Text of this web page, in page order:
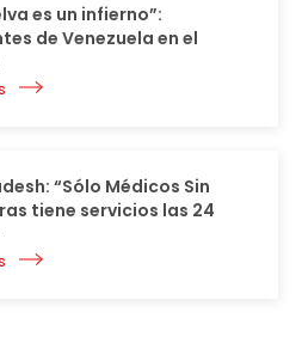
es un infierno”:
de Venezuela en el
“Sólo Médicos Sin
tiene servicios las 24